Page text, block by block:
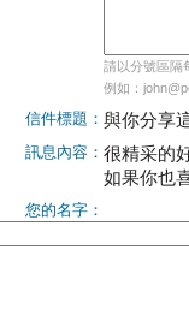
請以分號區隔
例如：
信件標題： 與你分享
訊息內容： 很精采的
如果你也
您的名字：